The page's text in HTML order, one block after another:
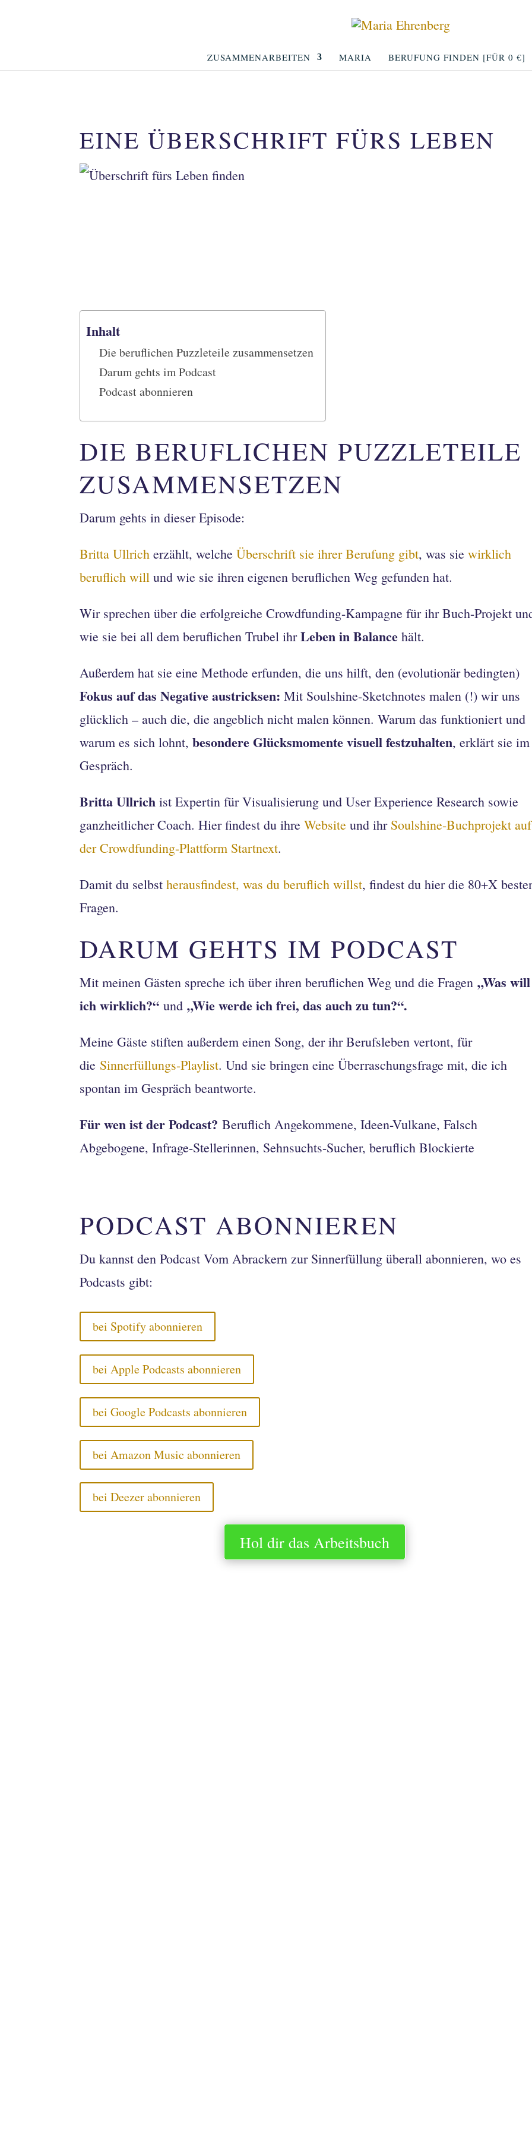
ZUSAMMENARBEITEN MARIA BERUFUNG FINDEN [FÜR 0 €]
EINE ÜBERSCHRIFT FÜRS LEBEN
Inhalt
Die beruflichen Puzzleteile zusammensetzen
Darum gehts im Podcast
Podcast abonnieren
DIE BERUFLICHEN PUZZLETEILE
ZUSAMMENSETZEN
Darum gehts in dieser Episode:
Britta Ullrich erzählt, welcheÜberschrift sie ihrer Berufung gibt, was siewirklich
beruflich will und wie sie ihren eigenen beruflichen Weg gefunden hat.
Wir sprechen über die erfolgreiche Crowdfunding-Kampagne für ihr Buch-Projekt
wie sie bei all dem beruflichen Trubel ihrLeben in Balance hält.
Außerdem hat sie eine Methode erfunden, die uns hilft, den (evolutionär bedingten)
Fokus auf das Negative austricksen: Mit Soulshine-Sketchnotes malen (!) wir uns
glücklich – auch die, die angeblich nicht malen können. Warum das funktioniert und
warum es sich lohnt, besondere Glücksmomente visuell festzuhalten, erklärt sie im
Gespräch.
Britta Ullrich ist Expertin für Visualisierung und User Experience Research sowie
ganzheitlicher Coach. Hier findest du ihreWebsite und ihr Soulshine-Buchprojekt auf
der Crowdfunding-Plattform Startnext.
Damit du selbstherausfindest, was du beruflich willst, findest du hier die 80+X
Fragen.
DARUM GEHTS IM PODCAST
Mit meinen Gästen spreche ich über ihren beruflichen Weg und die Fragen „Was will
ich wirklich?“ und „Wie werde ich frei, das auch zu tun?“.
Meine Gäste stiften außerdem einen Song, der ihr Berufsleben vertont, für
die Sinnerfüllungs-Playlist. Und sie bringen eine Überraschungsfrage mit, die ich
spontan im Gespräch beantworte.
Für wen ist der Podcast? Beruflich Angekommene, Ideen-Vulkane, Falsch
Abgebogene, Infrage-Stellerinnen, Sehnsuchts-Sucher, beruflich Blockierte
PODCAST ABONNIEREN
Du kannst den Podcast Vom Abrackern zur Sinnerfüllung überall abonnieren, wo es
Podcasts gibt:
bei Spotify abonnieren
bei Apple Podcasts abonnieren
bei Google Podcasts abonnieren
bei Amazon Music abonnieren
bei Deezer abonnieren
Hol dir das Arbeitsbuch